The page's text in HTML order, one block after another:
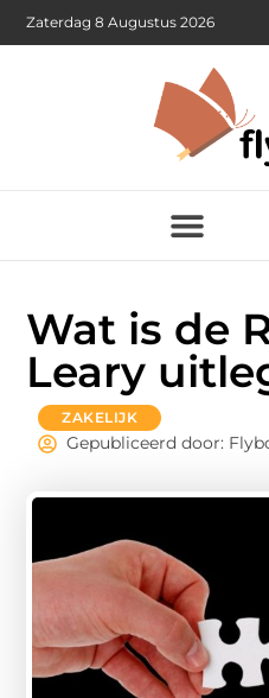
Zaterdag 8 Augustus 2026
Wat is de
Leary
ZAKELIJK
Gepubliceerd door: